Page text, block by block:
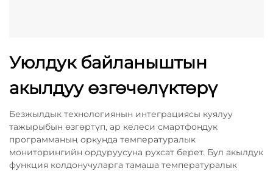
Уюлдук байланыштын
акылдуу өзгөчөлүктөрү
Безжылдык технологиянын интеграциясы куялуу
тажырыбын өзгөртүп, ар келеси смартфондук
программаның оркунда температуралык
мониторингийн ордуруусуна рухсат берет. Бул акылдук
функция колдонучуларга тамаша температуралык